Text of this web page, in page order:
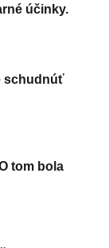
účinky.
schudnúť
tom bola